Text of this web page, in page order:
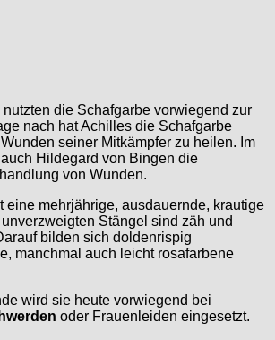
die Schafgarbe vorwiegend zur
nach hat Achilles die Schafgarbe
seiner Mitkämpfer zu heilen. Im
Hildegard von Bingen die
von Wunden.
eine mehrjährige, ausdauernde, krautige
Stängel sind zäh und
bilden sich doldenrispig
manchmal auch leicht rosafarbene
wird sie heute vorwiegend bei
oder Frauenleiden eingesetzt.